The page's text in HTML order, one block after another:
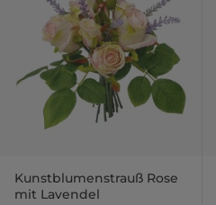
Kunstblumenstrauß Rose
mit Lavendel